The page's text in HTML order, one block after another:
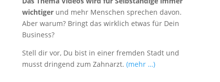
wichtigerund mehr Menschen sprechen davon.
Aber warum? Bringt das wirklich etwas für Dein
Business?
Stell dir vor, Du bist in einer fremden Stadt und
musst dringend zum Zahnarzt. (mehr …)